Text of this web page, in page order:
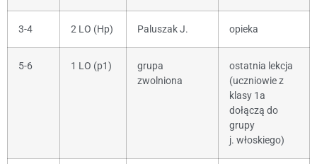
3-4 2 LO (Hp) Paluszak J. opieka
5-6 1 LO (p1)
grupa
zwolniona
ostatnia lekcja
(uczniowie z
klasy 1a
dołączą do
grupy
j. włoskiego)